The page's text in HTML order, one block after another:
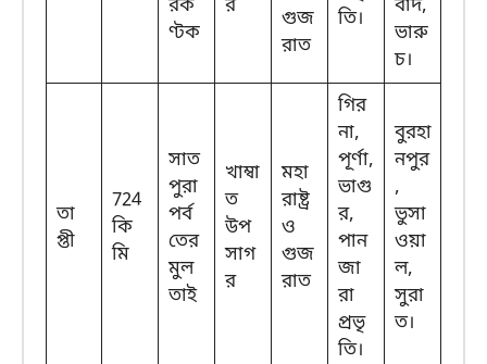
রক
ণ্টক
র
গুজ
রাত
তি।
বাদ,
ভারু
চ।
তা
প্তী
724
কি
মি
সাত
পুরা
পর্ব
তের
মুল
তাই
খাম্বা
ত
উপ
সাগ
র
মহা
রাষ্ট্র
ও
গুজ
রাত
গির
না,
পূর্ণা,
ভাগু
র,
পান
জা
রা
প্রভৃ
তি।
বুরহা
নপুর
,
ভুসা
ওয়া
ল,
সুরা
ত।